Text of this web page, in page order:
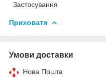
Застосування
Приховати
Умови доставки
Нова Пошта